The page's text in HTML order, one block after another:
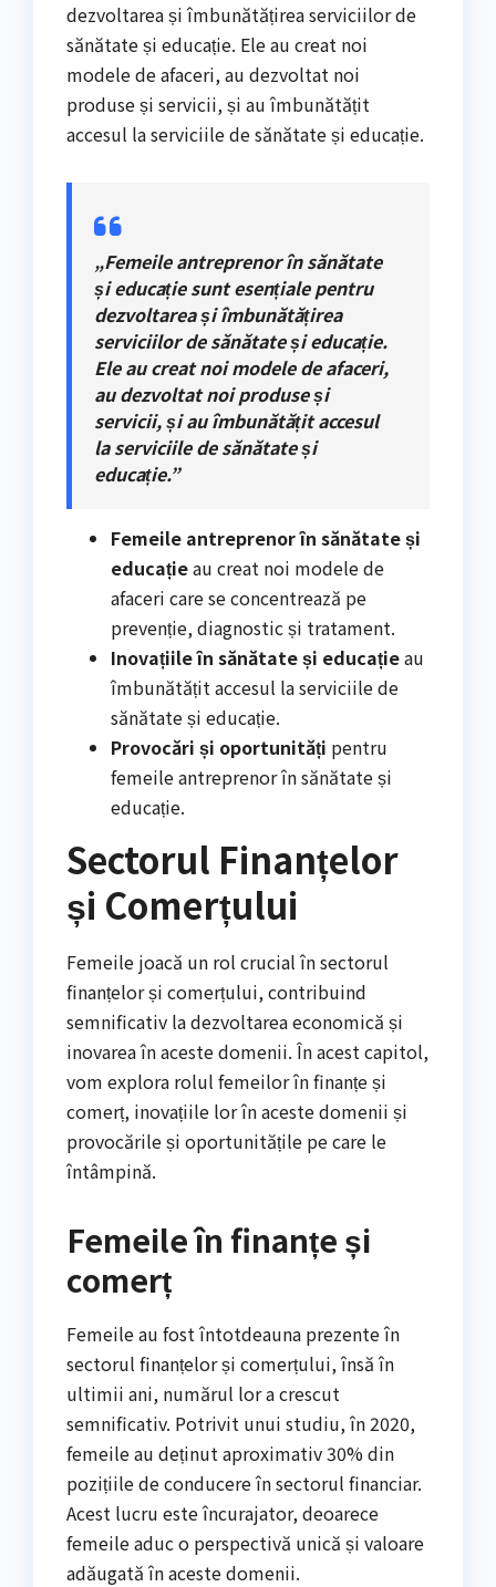
dezvoltarea și îmbunătățirea serviciilor de
sănătate și educație. Ele au creat noi
modele de afaceri, au dezvoltat noi
produse și servicii, și au îmbunătățit
accesul la serviciile de sănătate și educație.
„Femeile antreprenor în sănătate
și educație sunt esențiale pentru
dezvoltarea și îmbunătățirea
serviciilor de sănătate și educație.
Ele au creat noi modele de afaceri,
au dezvoltat noi produse și
servicii, și au îmbunătățit accesul
la serviciile de sănătate și
educație.”
Femeile antreprenor în sănătate și
educațieau creat noi modele de
afaceri care se concentrează pe
prevenție, diagnostic și tratament.
Inovațiile în sănătate și educațieau
îmbunătățit accesul la serviciile de
sănătate și educație.
Provocări și oportunități pentru
femeile antreprenor în sănătate și
educație.
Sectorul Finanțelor
și Comerțului
Femeile joacă un rol crucial în sectorul
finanțelor și comerțului, contribuind
semnificativ la dezvoltarea economică și
inovarea în aceste domenii. În acest capitol,
vom explora rolul femeilor în finanțe și
comerț, inovațiile lor în aceste domenii și
provocările și oportunitățile pe care le
întâmpină.
Femeile în finanțe și
comerț
Femeile au fost întotdeauna prezente în
sectorul finanțelor și comerțului, însă în
ultimii ani, numărul lor a crescut
semnificativ. Potrivit unui studiu, în 2020,
femeile au deținut aproximativ 30% din
pozițiile de conducere în sectorul financiar.
Acest lucru este încurajator, deoarece
femeile aduc o perspectivă unică și valoare
adăugată în aceste domenii.